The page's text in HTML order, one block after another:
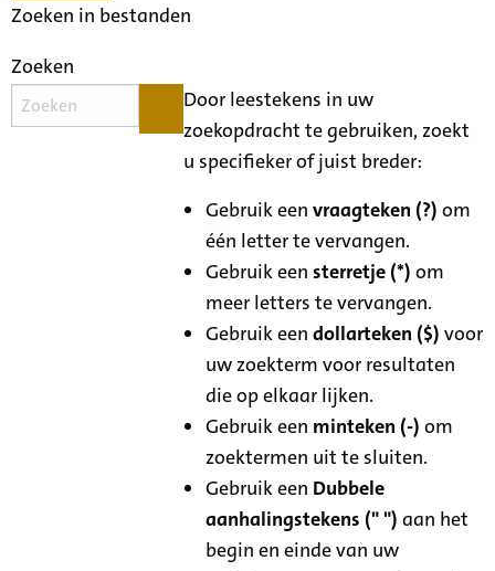
Zoeken in bestanden
Zoeken
Door leestekens in uw
zoekopdracht te gebruiken, zoekt
u specifieker of juist breder:
Gebruik eenvraagteken (?) om
één letter te vervangen.
Gebruik eensterretje (*) om
meer letters te vervangen.
Gebruik eendollarteken ($) voor
uw zoekterm voor resultaten
die op elkaar lijken.
Gebruik een minteken (-) om
zoektermen uit te sluiten.
Gebruik een Dubbele
aanhalingstekens (" ") aan het
begin en einde van uw